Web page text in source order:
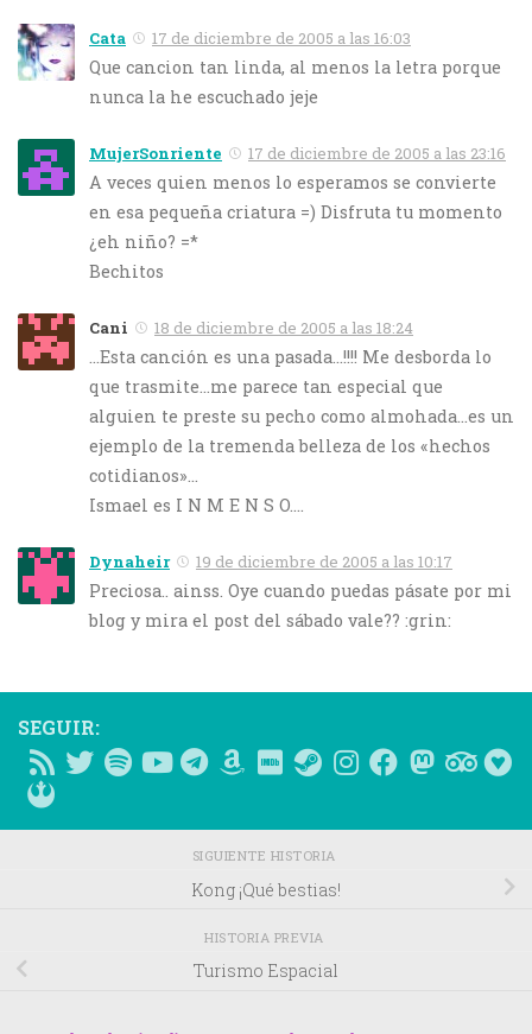
Cata 17 de diciembre de 2005 a las 16:03
Que cancion tan linda, al menos la letra porque
nunca la he escuchado jeje
MujerSonriente 17 de diciembre de 2005 a las 23:16
A veces quien menos lo esperamos se convierte
en esa pequeña criatura =) Disfruta tu momento
¿eh niño? =*
Bechitos
Cani 18 de diciembre de 2005 a las 18:24
…Esta canción es una pasada…!!!! Me desborda lo
que trasmite…me parece tan especial que
alguien te preste su pecho como almohada…es un
ejemplo de la tremenda belleza de los «hechos
cotidianos»…
Ismael es I N M E N S O….
Dynaheir 19 de diciembre de 2005 a las 10:17
Preciosa.. ainss. Oye cuando puedas pásate por mi
blog y mira el post del sábado vale?? :grin:
SEGUIR:
SIGUIENTE HISTORIA
Kong ¡Qué bestias!
HISTORIA PREVIA
Turismo Espacial